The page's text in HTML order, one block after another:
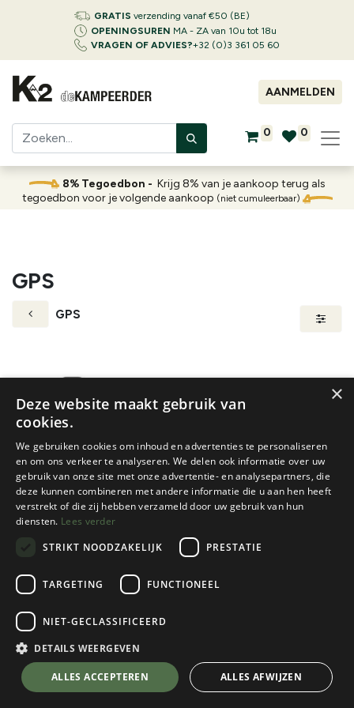
GRATIS verzending vanaf €50 (BE)
OPENINGSUREN MA - ZA van 10u tot 18u
VRAGEN OF ADVIES?+32 (0)3 361 05 60
AANMELDEN
0 0
8% Tegoedbon - Krijg 8% van je aankoop terug als
tegoedbon voor je volgende aankoop (niet cumuleerbaar)
GPS
GPS
Garmin
INREACH MINI 2
1 color(s) available
€349,95
×
Deze website maakt gebruik van
cookies.
We gebruiken cookies om inhoud en advertenties te personaliseren
en om ons verkeer te analyseren. We delen ook informatie over uw
gebruik van onze site met onze advertentie- en analysepartners, die
deze kunnen combineren met andere informatie die u aan hen heeft
verstrekt of die zij hebben verzameld door uw gebruik van hun
diensten. Lees verder
STRIKT NOODZAKELIJK
PRESTATIE
TARGETING FUNCTIONEEL
NIET-GECLASSIFICEERD
DETAILS WEERGEVEN
ALLES ACCEPTEREN ALLES AFWIJZEN